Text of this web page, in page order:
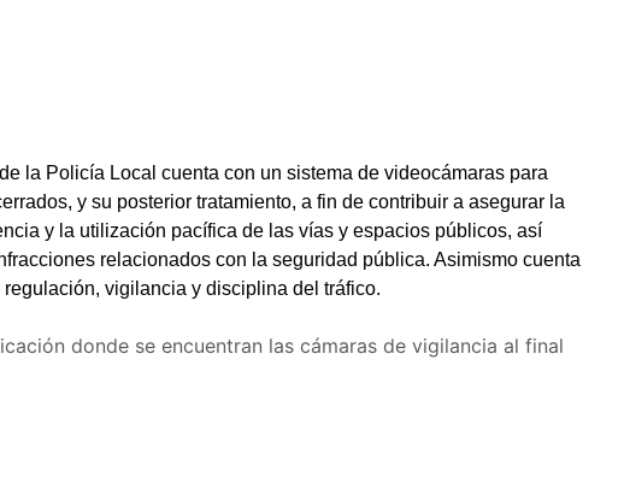
la Policía Local cuenta con un sistema de videocámaras para
y su posterior tratamiento, a fin de contribuir a asegurar la
y la utilización pacífica de las vías y espacios públicos, así
relacionados con la seguridad pública. Asimismo cuenta
vigilancia y disciplina del tráfico.
donde se encuentran las cámaras de vigilancia al final